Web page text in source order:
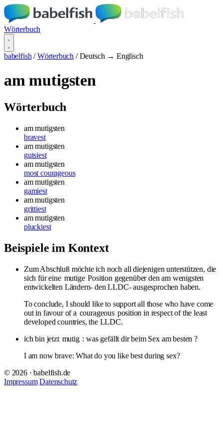
Wörterbuch
babelfish / Wörterbuch / Deutsch → Englisch
am mutigsten
Wörterbuch
am mutigsten
bravest
am mutigsten
gutsiest
am mutigsten
most courageous
am mutigsten
gamiest
am mutigsten
grittiest
am mutigsten
pluckiest
Beispiele im Kontext
Zum Abschluß möchte ich noch all diejenigen unterstützen, die
sich für eine mutige Position gegenüber den am wenigsten
entwickelten Ländern- den LLDC- ausgesprochen haben.
To conclude, I should like to support all those who have come
out in favour of a courageous position in respect of the least
developed countries, the LLDC.
ich bin jetzt mutig : was gefällt dir beim Sex am besten ?
I am now brave: What do you like best during sex?
© 2026 · babelfish.de
Impressum Datenschutz